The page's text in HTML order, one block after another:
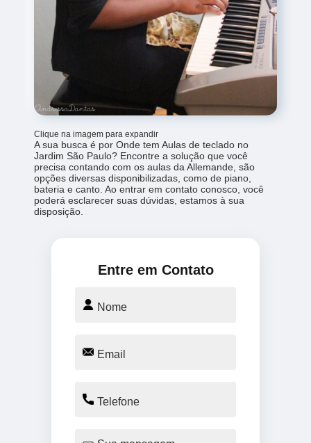
Clique na imagem para expandir
A sua busca é por Onde tem Aulas de teclado no
Jardim São Paulo? Encontre a solução que você
precisa contando com os aulas da Allemande, são
opções diversas disponibilizadas, como de piano,
bateria e canto. Ao entrar em contato conosco, você
poderá esclarecer suas dúvidas, estamos à sua
disposição.
Entre em Contato